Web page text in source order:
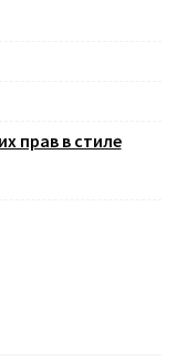
прав в стиле